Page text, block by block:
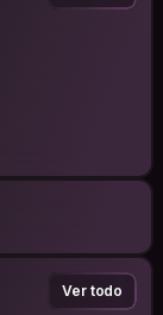
Ver todo